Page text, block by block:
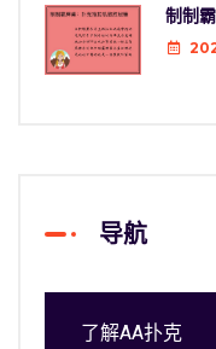
制制
导航
了解AA扑克